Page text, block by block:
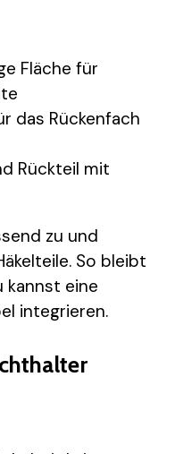
Fläche für
das Rückenfach
Rückteil mit
zu und
So bleibt
kannst eine
integrieren.